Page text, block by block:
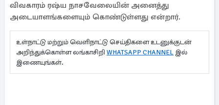
விவகாரம் ரஷ்ய நாசவேலையின் அனைத்து
அடையாளங்களையும் கொண்டுள்ளது என்றார்.
உள்நாட்டு மற்றும் வெளிநாட்டு செய்திகளை உடனுக்குடன்
அறிந்துக்கொள்ள லங்காசிறி WHATSAPP CHANNEL இல்
இணையுங்கள்.